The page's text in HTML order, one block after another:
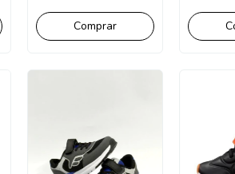
Comprar